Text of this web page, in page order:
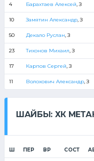
4 Барахтаев Алексей, З
10 Замятин Александр, З
50 Декало Руслан, З
23 Тихонов Михаил, З
17 Карпов Сергей, З
11 Волохович Александр, З
ШАЙБЫ: ХК
Ш ПЕР ВР СОСТ